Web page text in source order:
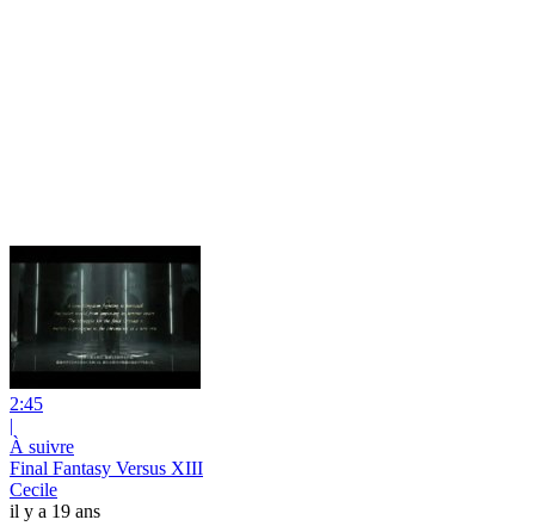
2:45
|
À suivre
Final Fantasy Versus XIII
Cecile
il y a 19 ans